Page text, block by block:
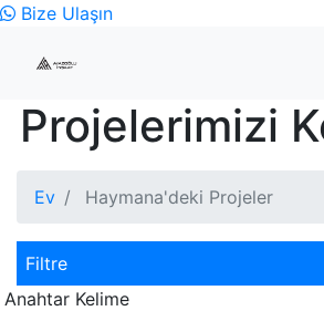
Bize Ulaşın
Projelerimizi
Ev Haymana'deki Projeler
Filtre
Anahtar Kelime